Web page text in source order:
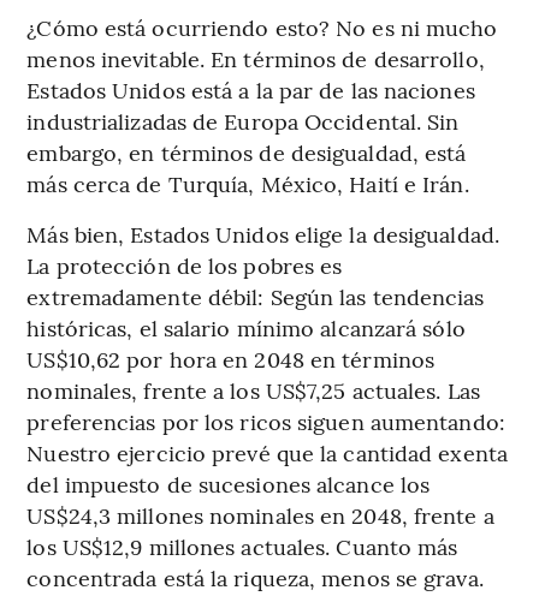
¿Cómo está ocurriendo esto? No es ni mucho
menos inevitable. En términos de desarrollo,
Estados Unidos está a la par de las naciones
industrializadas de Europa Occidental. Sin
embargo, en términos de desigualdad, está
más cerca de Turquía, México, Haití e Irán.
Más bien, Estados Unidos elige la desigualdad.
La protección de los pobres es
extremadamente débil: Según las tendencias
históricas, el salario mínimo alcanzará sólo
US$10,62 por hora en 2048 en términos
nominales, frente a los US$7,25 actuales. Las
preferencias por los ricos siguen aumentando:
Nuestro ejercicio prevé que la cantidad exenta
del impuesto de sucesiones alcance los
US$24,3 millones nominales en 2048, frente a
los US$12,9 millones actuales. Cuanto más
concentrada está la riqueza, menos se grava.